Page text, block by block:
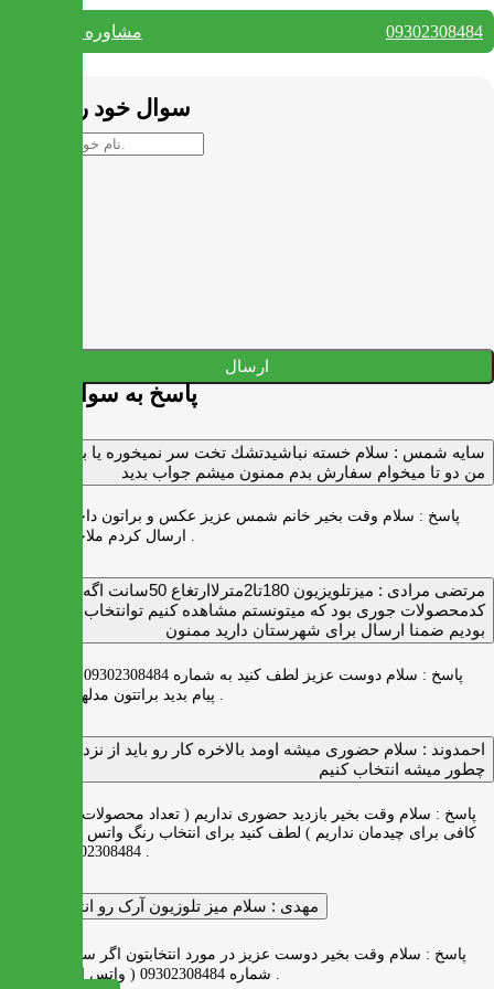
مشاوره واتس آپ 09302308484
سوال خود را بپرسید
ارسال
پاسخ به سوالات شما
سايه شمس : سلام خسته نباشيدتشك تخت سر نميخوره يا برنميگرده
من دو تا ميخوام سفارش بدم ممنون ميشم جواب بديد
پاسخ : سلام وقت بخیر خانم شمس عزیز عکس و براتون داخل واتس اپ
ارسال کردم ملاحظه بفرمایید .
مرتضی مرادی :
میزتلویزیون 180تا2مترلاارتغاع 50سانت اگه
کدمحصولات جوری بود که میتونستم مشاهده کنیم توانتخاب راحت‌تر
بودیم ضمنا ارسال برای شهرستان دارید ممنون
پاسخ :
احمدوند : سلام حضوری میشه اومد بالاخره کار رو باید از نزدیک دید
چطور میشه انتخاب کنیم
پاسخ : سلام وقت بخیر بازدید حضوری نداریم ( تعداد محصولات زیاد و فضای
کافی برای چیدمان نداریم ) لطف کنید برای انتخاب رنگ واتس اپ به شماره
09302308484 پیام بدید .
مهدی : سلام میز تلوزیون آرک رو انتخاب کردم
پاسخ : سلام وقت بخیر دوست عزیز در مورد انتخابتون اگر سوالی دارید به
شماره 09302308484 ( واتس اپ ) پیام بدید .